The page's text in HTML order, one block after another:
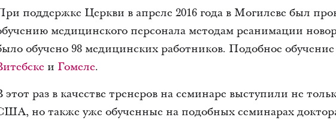
поддержке Церкви в апреле 2016 года в Могилеве был
медицинского персонала методам реанимации
обучено 98 медицинских работников. Подобное
и Гомеле.
этот раз в качестве тренеров на семинаре выступили не
но также уже обученные на подобных семинарах